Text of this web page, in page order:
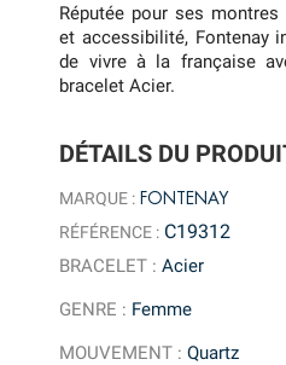
DÉTAILS DU
MARQUE : FONTENAY
RÉFÉRENCE : C19312
BRACELET :Acier
GENRE : Femme
MOUVEMENT :Quartz
Réputée pour ses
et accessibilité, Fontenay
de vivre à la française
bracelet Acier.